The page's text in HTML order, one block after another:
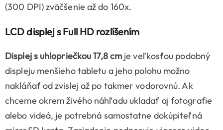
(300 DPI) zväčšenie až do 160x.
LCD displej s Full HD rozlíšením
Displej s uhlopriečkou 17,8 cmje veľkosťou podobný
displeju menšieho tabletu a jeho polohu možno
nakláňať od zvislej až po takmer vodorovnú. Ak
chceme okrem živého náhľadu ukladať aj fotografie
alebo videá, je potrebná samostatne dokúpiteľná